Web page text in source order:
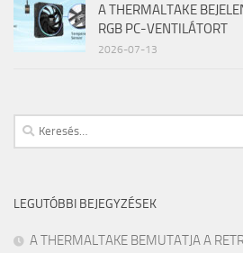
A THERMALTAKE
RGB PC-VENTILÁTORT
2026-07-13
Keresés:
LEGUTÓBBI BEJEGYZÉSEK
A THERMALTAKE BEMUTATJA A